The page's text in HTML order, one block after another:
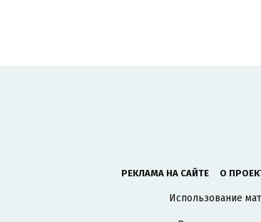
РЕКЛАМА НА САЙТЕ О
Использование